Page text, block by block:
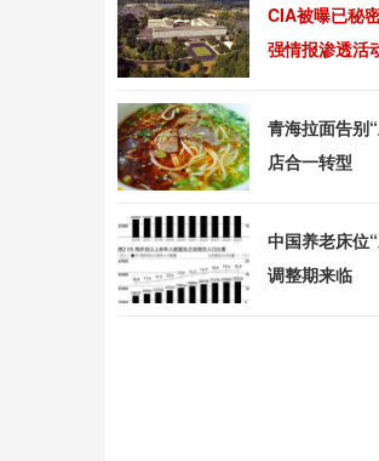
CIA被曝已秘
强情报渗透活
青海拉面告别
店合一转型
中国养老床位
调整期来临